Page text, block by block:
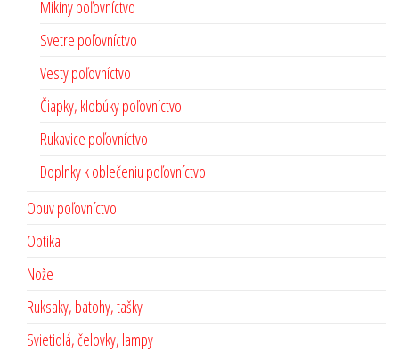
Mikiny poľovníctvo
Svetre poľovníctvo
Vesty poľovníctvo
Čiapky, klobúky poľovníctvo
Rukavice poľovníctvo
Doplnky k oblečeniu poľovníctvo
Obuv poľovníctvo
Optika
Nože
Ruksaky, batohy, tašky
Svietidlá, čelovky, lampy